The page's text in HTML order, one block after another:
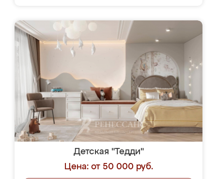
Детская "Тедди"
Цена: от 50 000 руб.